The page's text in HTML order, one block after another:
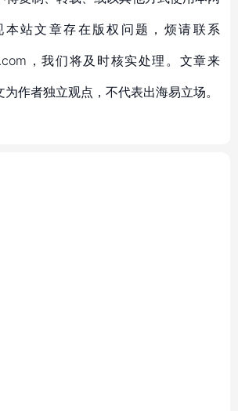
本站文章存在版权问题，烦请联系
，我们将及时核实处理。文章来
作者独立观点，不代表出海易立场。